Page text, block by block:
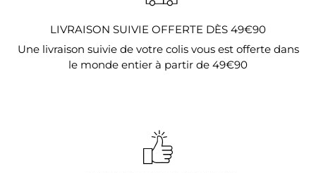
LIVRAISON SUIVIE OFFERTE DÈS 49€90
Une livraison suivie de votre colis vous est offerte dans
le monde entier à partir de 49€90